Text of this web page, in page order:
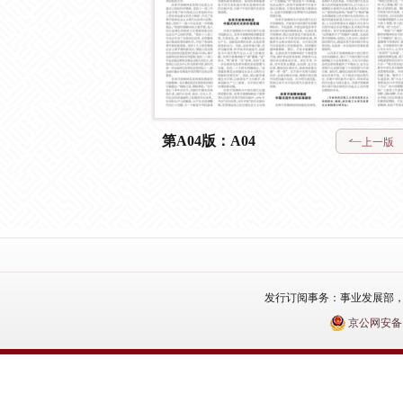
第A04版：A04 上一版
发行订阅事务：事业发展部
京公网安备